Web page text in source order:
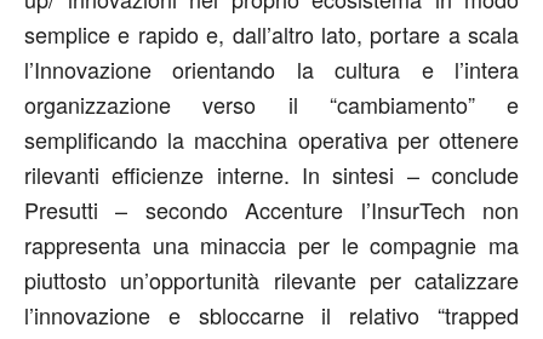
semplice e rapido e, dall’altro lato, portare a scala
l’Innovazione orientando la cultura e l’intera
organizzazione verso il “cambiamento” e
semplificando la macchina operativa per ottenere
rilevanti efficienze interne. In sintesi – conclude
Presutti – secondo Accenture l’InsurTech non
rappresenta una minaccia per le compagnie ma
piuttosto un’opportunità rilevante per catalizzare
l’innovazione e sbloccarne il relativo “trapped